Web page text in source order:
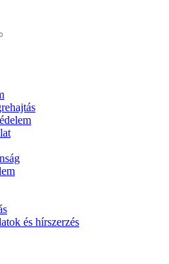
és hírszerzés